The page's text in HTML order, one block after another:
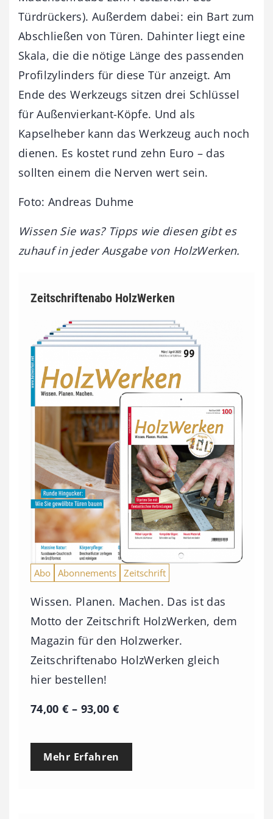
Türdrückers). Außerdem dabei: ein Bart zum
Abschließen von Türen. Dahinter liegt eine
Skala, die die nötige Länge des passenden
Profilzylinders für diese Tür anzeigt. Am
Ende des Werkzeugs sitzen drei Schlüssel
für Außenvierkant-Köpfe. Und als
Kapselheber kann das Werkzeug auch noch
dienen. Es kostet rund zehn Euro – das
sollten einem die Nerven wert sein.
Foto: Andreas Duhme
Wissen Sie was? Tipps wie diesen gibt es
zuhauf in jeder Ausgabe von HolzWerken.
Zeitschriftenabo HolzWerken
Abo Abonnements Zeitschrift
Wissen. Planen. Machen. Das ist das
Motto der Zeitschrift HolzWerken, dem
Magazin für den Holzwerker.
Zeitschriftenabo HolzWerken gleich
hier bestellen!
74,00€ – 93,00 €P
e
Mehr Erfahren